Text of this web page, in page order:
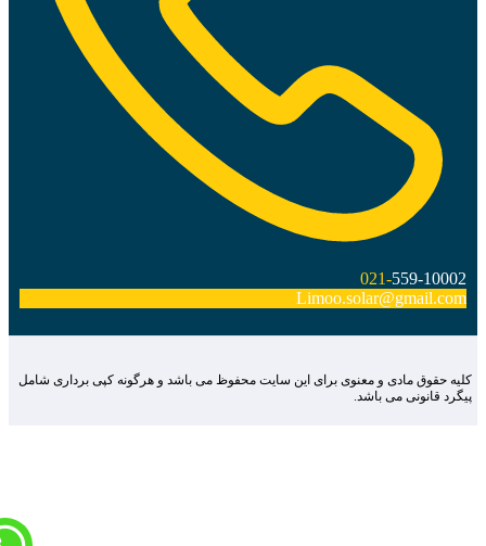
021-559-10002
Limoo.solar@gmail.com
حقوق مادی و معنوی برای این سایت محفوظ می باشد و هرگونه کپی برداری شامل
قانونی می باشد.